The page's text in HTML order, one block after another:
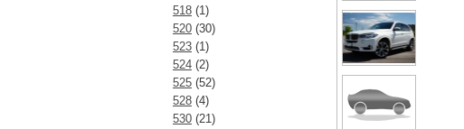
518 (1)
520 (30)
523 (1)
524 (2)
525 (52)
528 (4)
530 (21)